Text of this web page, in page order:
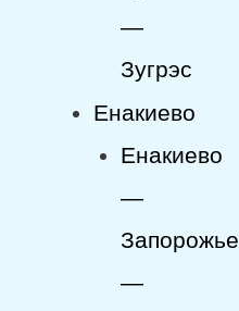
—
Зугрэс
Енакиево
Енакиево
—
Запорожье
—